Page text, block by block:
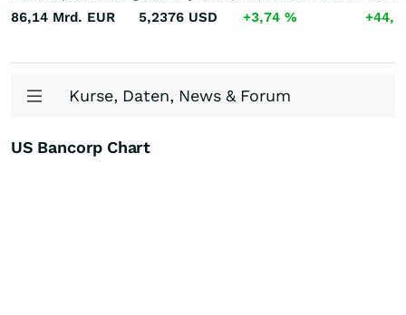
86,14 Mrd. EUR 5,2376 USD +3,74 %
Kurse, Daten, News & Forum
US Bancorp Chart